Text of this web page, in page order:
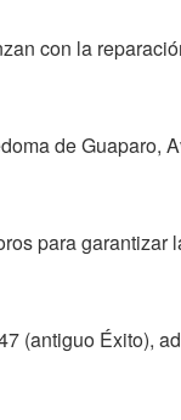
con la
de Guaparo,
para garantizar
(antiguo Éxito),